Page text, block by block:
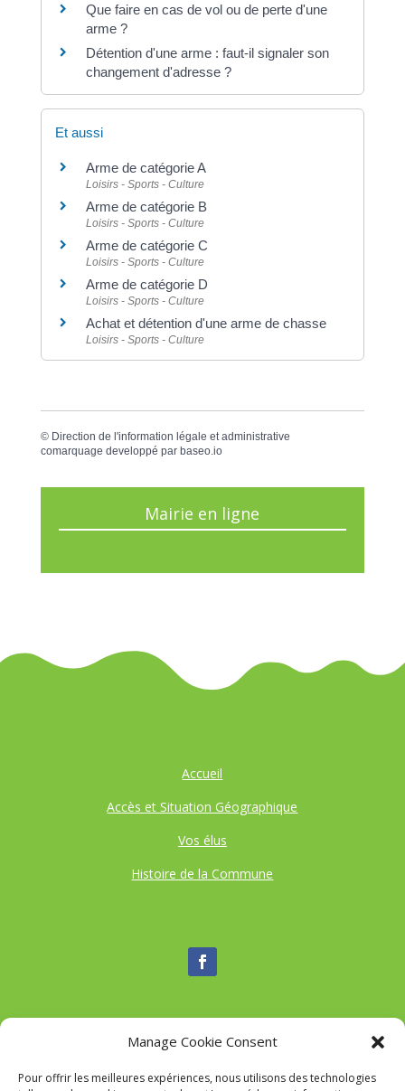
Manage Cookie Consent
Pour offrir les meilleures expériences, nous utilisons des technologies
Que faire en cas de vol ou de perte d'une
arme ?
Détention d'une arme : faut-il signaler son
changement d'adresse ?
Et aussi
Arme de catégorie A
Loisirs - Sports - Culture
Arme de catégorie B
Loisirs - Sports - Culture
Arme de catégorie C
Loisirs - Sports - Culture
Arme de catégorie D
Loisirs - Sports - Culture
Achat et détention d'une arme de chasse
Loisirs - Sports - Culture
© Direction de l'information légale et administrative
comarquage developpé par baseo.io
Mairie en ligne
Accueil
Accès et Situation Géographique
Vos élus
Histoire de la Commune
Nous contacter
Tél :04 95 52 84 88